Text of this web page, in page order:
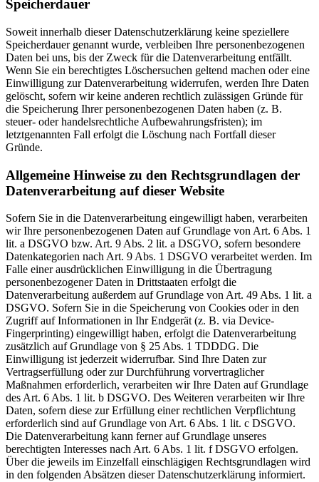
Speicherdauer
Soweit innerhalb dieser Datenschutzerklärung keine speziellere
Speicherdauer genannt wurde, verbleiben Ihre personenbezogenen
Daten bei uns, bis der Zweck für die Datenverarbeitung entfällt.
Wenn Sie ein berechtigtes Löschersuchen geltend machen oder eine
Einwilligung zur Datenverarbeitung widerrufen, werden Ihre Daten
gelöscht, sofern wir keine anderen rechtlich zulässigen Gründe für
die Speicherung Ihrer personenbezogenen Daten haben (z. B.
steuer- oder handelsrechtliche Aufbewahrungsfristen); im
letztgenannten Fall erfolgt die Löschung nach Fortfall dieser
Gründe.
Allgemeine Hinweise zu den Rechtsgrundlagen der
Datenverarbeitung auf dieser Website
Sofern Sie in die Datenverarbeitung eingewilligt haben, verarbeiten
wir Ihre personenbezogenen Daten auf Grundlage von Art. 6 Abs. 1
lit. a DSGVO bzw. Art. 9 Abs. 2 lit. a DSGVO, sofern besondere
Datenkategorien nach Art. 9 Abs. 1 DSGVO verarbeitet werden. Im
Falle einer ausdrücklichen Einwilligung in die Übertragung
personenbezogener Daten in Drittstaaten erfolgt die
Datenverarbeitung außerdem auf Grundlage von Art. 49 Abs. 1 lit. a
DSGVO. Sofern Sie in die Speicherung von Cookies oder in den
Zugriff auf Informationen in Ihr Endgerät (z. B. via Device-
Fingerprinting) eingewilligt haben, erfolgt die Datenverarbeitung
zusätzlich auf Grundlage von § 25 Abs. 1 TDDDG. Die
Einwilligung ist jederzeit widerrufbar. Sind Ihre Daten zur
Vertragserfüllung oder zur Durchführung vorvertraglicher
Maßnahmen erforderlich, verarbeiten wir Ihre Daten auf Grundlage
des Art. 6 Abs. 1 lit. b DSGVO. Des Weiteren verarbeiten wir Ihre
Daten, sofern diese zur Erfüllung einer rechtlichen Verpflichtung
erforderlich sind auf Grundlage von Art. 6 Abs. 1 lit. c DSGVO.
Die Datenverarbeitung kann ferner auf Grundlage unseres
berechtigten Interesses nach Art. 6 Abs. 1 lit. f DSGVO erfolgen.
Über die jeweils im Einzelfall einschlägigen Rechtsgrundlagen wird
in den folgenden Absätzen dieser Datenschutzerklärung informiert.